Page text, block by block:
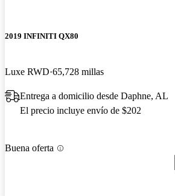
2019 INFINITI QX80
Luxe RWD 65,728 millas
Entrega a domicilio desde Daphne, AL
El precio incluye envío de $202
Buena oferta